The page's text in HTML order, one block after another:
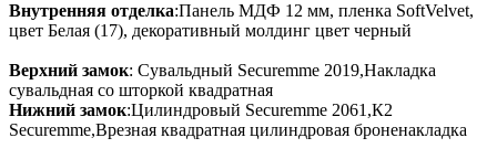
Внутренняя отделка:Панель МДФ 12 мм, пленка SoftVelvet,
цвет Белая (17), декоративный молдинг цвет черный
Верхний замок: Сувальдный Securemme 2019,Накладка
сувальдная со шторкой квадратная
Нижний замок:Цилиндровый Securemme 2061,К2
Securemme,Врезная квадратная цилиндровая броненакладка